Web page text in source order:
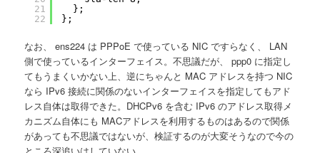
21
22
};
};
なお、 ens224 は PPPoE で使っている NIC ですらなく、 LAN
側で使っているインターフェイス。不思議だが、 ppp0 に指定し
てもうまくいかない上、逆にちゃんと MAC アドレスを持つ NIC
なら IPv6 接続に関係のないインターフェイスを指定してもアド
レス自体は取得できた。DHCPv6 を含む IPv6 のアドレス取得メ
カニズム自体にも MACアドレスを利用するものはあるので関係
があっても不思議ではないが、検証するのが大変そうなので今の
ところ深追いはしていない。